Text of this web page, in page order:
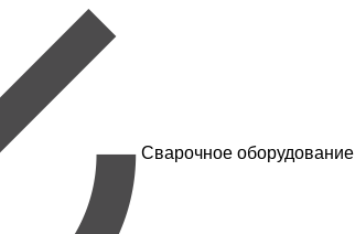
Сварочное оборудование